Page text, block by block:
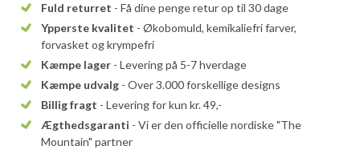
Fuld returret - Få dine penge retur op til 30 dage
Ypperste kvalitet - Økobomuld, kemikaliefri farver,
forvasket og krympefri
Kæmpe lager - Levering på 5-7 hverdage
Kæmpe udvalg - Over 3.000 forskellige designs
Billig fragt - Levering for kun kr. 49,-
Ægthedsgaranti - Vi er den officielle nordiske "The
Mountain" partner